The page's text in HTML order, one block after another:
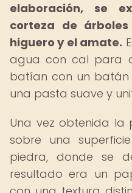
elaboración, se
corteza de
higuero y el amate.
agua con cal para
batían con un
una pasta suave y
Una vez obtenida la
sobre una
piedra, donde se
resultado era un